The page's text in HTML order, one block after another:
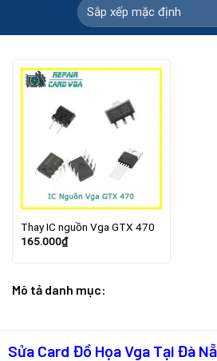
Thay IC nguồn Vga GTX 470
165.000₫
Mô tả danh mục:
Sửa Card Đồ Họa Vga Tại Đà